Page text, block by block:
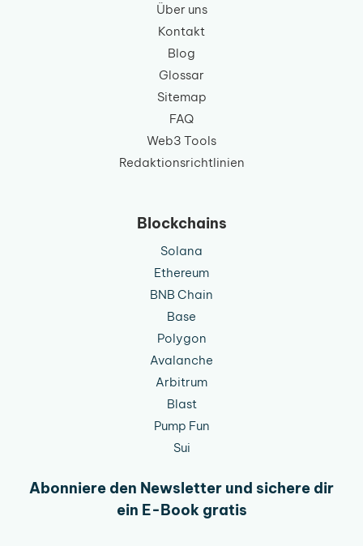
Über uns
Kontakt
Blog
Glossar
Sitemap
FAQ
Web3 Tools
Redaktionsrichtlinien
Blockchains
Solana
Ethereum
BNB Chain
Base
Polygon
Avalanche
Arbitrum
Blast
Pump Fun
Sui
Abonniere den Newsletter und sichere dir
ein E-Book gratis